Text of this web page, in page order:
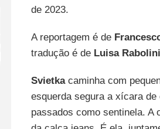
de 2023.
A reportagem é de
tradução é de Luisa Rabolini
Svietkacaminha com
esquerda segura a xícara
passados ​​como sentinela. A